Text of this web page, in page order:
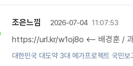
조은느낌 2026-07-04 11:07:53
https://url.kr/w1oj8o <-- 배경훈 / 과
대한민국 대도약 3대 메가프로젝트 국민보